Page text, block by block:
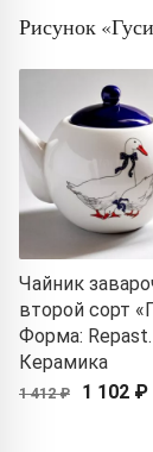
Рисунок
Чайник
второй сорт
Форма: Repast.
Керамика
1 412 ₽ 1 102 ₽